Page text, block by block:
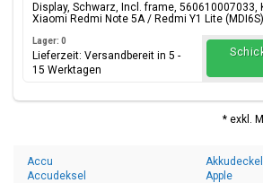
Display, Schwarz, Incl. frame, 560610007033,
Xiaomi Redmi Note 5A / Redmi Y1 Lite (MDI6S)
Lager: 0
Lieferzeit: Versandbereit in 5 -
15 Werktagen
* exkl.
Accu
Accudeksel
Akkudeckel
Apple